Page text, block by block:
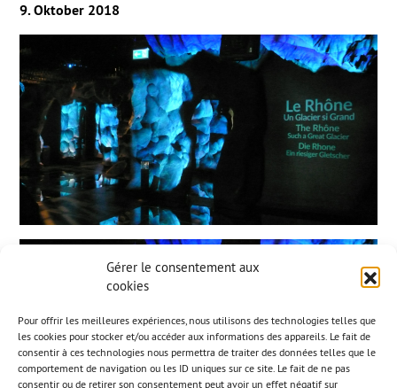
Gérer le consentement aux
cookies
Pour offrir les meilleures expériences, nous utilisons des technologies telles que
les cookies pour stocker et/ou accéder aux informations des appareils. Le fait de
consentir à ces technologies nous permettra de traiter des données telles que le
comportement de navigation ou les ID uniques sur ce site. Le fait de ne pas
consentir ou de retirer son consentement peut avoir un effet négatif sur
9. Oktober 2018